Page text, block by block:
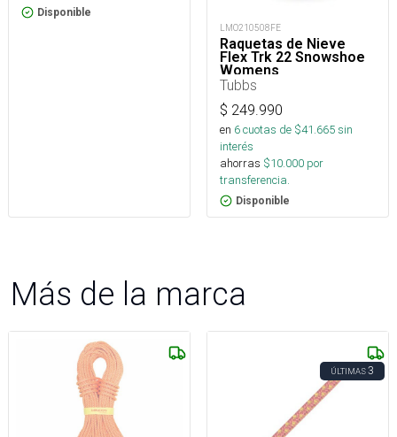
Disponible
LMO210508FE
Raquetas de Nieve
Flex Trk 22 Snowshoe
Womens
Tubbs
$ 249.990
en 6cuotas de $41.665sin
interés
ahorras $10.000 por
transferencia.
Disponible
Más de la marca
ÚLTIMAS3